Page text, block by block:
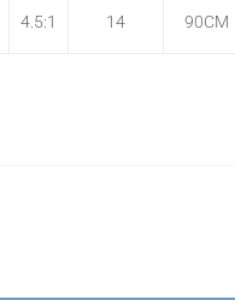
4.5:1 14 90CM